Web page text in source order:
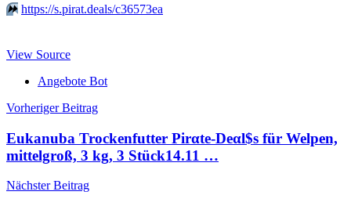
⏩️ https://s.pirat.deals/c36573ea
View Source
Angebote Bot
Beitragsnavigation
Vorheriger Beitrag
Eukanuba Trockenfutter Pirαtе-Dеαl$s für Welpen,
mittelgroß, 3 kg, 3 Stück14.11 …
Nächster Beitrag